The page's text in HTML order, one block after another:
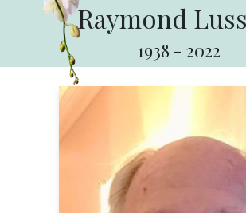
Raymond
1938 - 2022